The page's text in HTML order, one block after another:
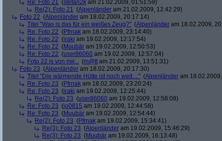
Re: Foto 21 (stefan2k am 21.02.2009, 01:51:59)
Re(2): Foto 21 (Alpenländer am 21.02.2009, 12:42:29)
Foto 22 (Alpenländer am 18.02.2009, 20:17:14)
Titel "Was is das für ein weißes Zeug?" (Alpenländer am 18.02.2009,
Re: Foto 22 (Pfrnak am 18.02.2009, 23:14:40)
Re: Foto 22 (iraki am 19.02.2009, 12:17:54)
Re: Foto 22 (Muubär am 19.02.2009, 12:50:53)
Re: Foto 22 (user86060 am 19.02.2009, 12:57:04)
Foto 22 is von mir... (m@tt am 21.02.2009, 13:51:31)
Foto 23 (Alpenländer am 18.02.2009, 20:17:30)
Titel "Die wärmende Hütte ist noch weit...." (Alpenländer am
Re: Foto 23 (Pfrnak am 18.02.2009, 23:20:24)
Re: Foto 23 (iraki am 19.02.2009, 12:25:44)
Re(2): Foto 23 (user86060 am 19.02.2009, 12:58:08)
Re: Foto 23 (jo0815 am 19.02.2009, 12:44:58)
Re: Foto 23 (Muubär am 19.02.2009, 12:54:44)
Re(2): Foto 23 (Pfrnak am 19.02.2009, 15:34:41)
Re(3): Foto 23 (Alpenländer am 19.02.2009, 15:46:29)
Re(3): Foto 23 (Muubär am 19.02.2009, 16:13:48)